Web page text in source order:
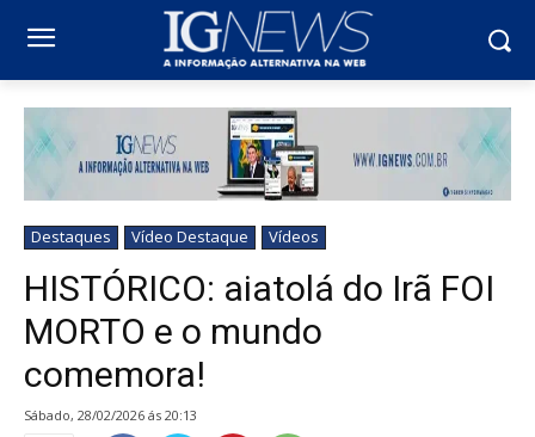
Destaques Vídeo Destaque Vídeos
HISTÓRICO: aiatolá do Irã FOI
MORTO e o mundo
comemora!
sábado, 28/02/2026 ás 20:13